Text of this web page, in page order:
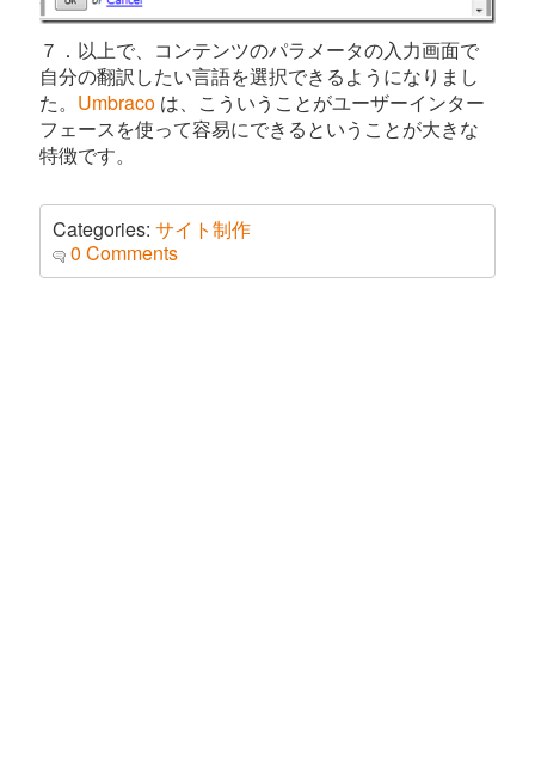
７．以上で、コンテンツのパラメータの入力画面で
自分の翻訳したい言語を選択できるようになりまし
た。 Umbraco は、こういうことがユーザーインター
フェースを使って容易にできるということが大きな
特徴です。
Categories: サイト制作
0 Comments